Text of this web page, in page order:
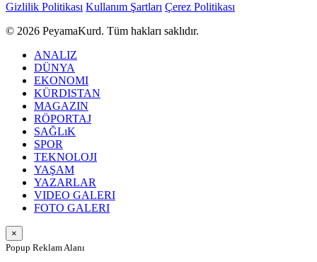
Gizlilik Politikası Kullanım Şartları Çerez Politikası
© 2026 PeyamaKurd. Tüm hakları saklıdır.
ANALIZ
DÜNYA
EKONOMI
KÜRDISTAN
MAGAZIN
RÖPORTAJ
SAĞLıK
SPOR
TEKNOLOJI
YAŞAM
YAZARLAR
VIDEO GALERI
FOTO GALERI
×
Popup Reklam Alanı